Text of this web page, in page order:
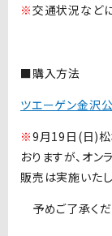
※交通状況など
■購入方法
ツエーゲン金沢
※9月19日(日)松
おりますが、オ
販売は実施いたし
予めご了承くだ